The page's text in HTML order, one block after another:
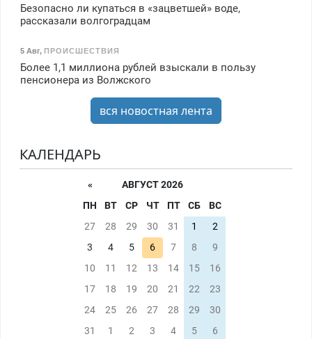
Безопасно ли купаться в «зацветшей» воде,
рассказали волгоградцам
5 Авг, ПРОИСШЕСТВИЯ
Более 1,1 миллиона рублей взыскали в пользу
пенсионера из Волжского
вся новостная лента
КАЛЕНДАРЬ
«
АВГУСТ 2026
ПН
ВТ СР ЧТ ПТ СБ
ВС
27
28 29 30 31 1
2
3
4 5 6 7 8
9
10
11 12 13 14 15
16
17
18 19 20 21 22
23
24
25 26 27 28 29
30
31
1 2 3 4 5 6